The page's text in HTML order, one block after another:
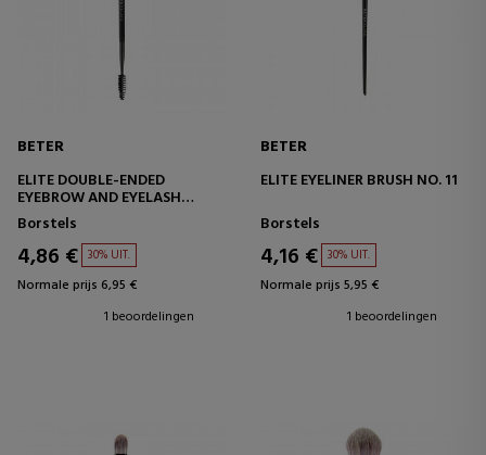
BETER
ELITE DOUBLE-ENDED
EYEBROW AND EYELASH
BRUSH NO. 14
Borstels
4,86 € 30% UIT.
Normale prijs 6,95 €
1 beoordelingen
BETER
ELITE EYELINER BRUSH NO. 11
Borstels
4,16 € 30% UIT.
Normale prijs 5,95 €
1 beoordelingen